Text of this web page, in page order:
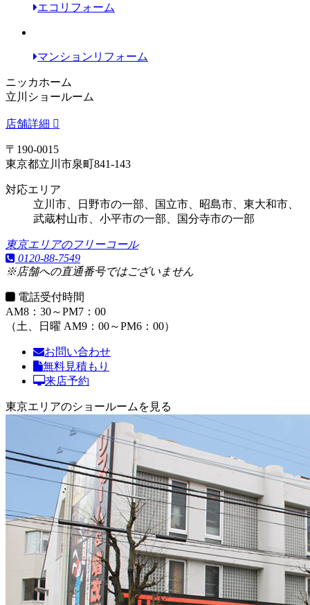
エコリフォーム
マンションリフォーム
ニッカホーム
立川ショールーム
店舗詳細
〒190-0015
東京都立川市泉町841-143
対応エリア
立川市、日野市の一部、国立市、昭島市、東大和市、
武蔵村山市、 小平市の一部 国分寺市の一部
東京エリアのフリーコール
0120-88-7549
※店舗への直通番号ではございません
電話受付時間
AM8：30～PM7：00
（土、日曜 AM9：00～PM6：00）
お問い合わせ
無料見積もり
来店予約
東京エリアのショールームを見る